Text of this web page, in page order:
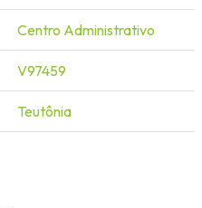
Centro Administrativo
V97459
Teutônia